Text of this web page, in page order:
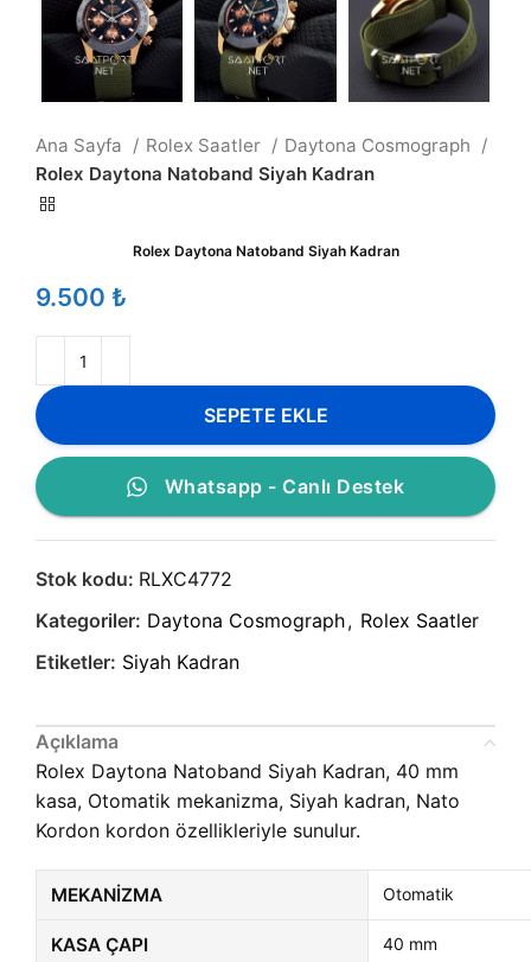
Ana Sayfa Rolex Saatler
Daytona Cosmograph
Rolex Daytona Natoband Siyah Kadran
Rolex Daytona Natoband Siyah Kadran
₺
SEPETE EKLE
Whatsapp - Canlı Destek
Stok kodu: RLXC4772
Kategoriler: Daytona Cosmograph, Rolex Saatler
Etiketler: Siyah Kadran
Açıklama
Rolex Daytona Natoband Siyah Kadran, 40 mm
kasa, Otomatik mekanizma, Siyah kadran, Nato
Kordon kordon özellikleriyle sunulur.
MEKANIZMA Otomatik
KASA ÇAPI 40 mm